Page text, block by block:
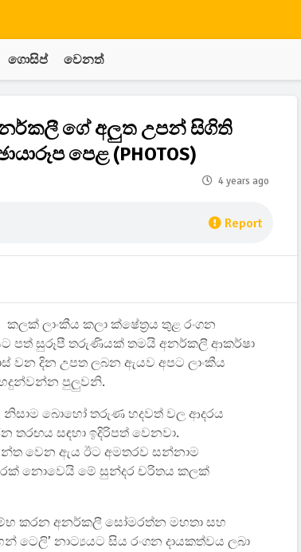
ගොසිප් වෙනත්
ගේ අලුත උපන් සිගිති
පෙළ (PHOTOS)
4 years ago
Report
කලක් ලාංකීය කලා ක්ෂේත්‍රය තුළ රංගන
පත් සුරූපී තරුණියක් තමයි අනර්කලී ආකර්ෂා
දින උපත ලබන ඇයව අපට ලාංකීය
හදුන්වන්න පුලුවනි.
නිසාම බොහෝ තරුණ හදවත් වල ආදරය
තරඟය සඳහා ඉදිරිපත් වෙනවා.
වෙන ඇය ඊට අමතරව සන්නාම
නොවෙයි මේ සුන්දර චරිතය කලක්
කරන අනර්කලී සෝමරත්න මහතා සහ
ටෙලි’ නාට්‍යයට සිය රංගන දායකත්වය ලබා